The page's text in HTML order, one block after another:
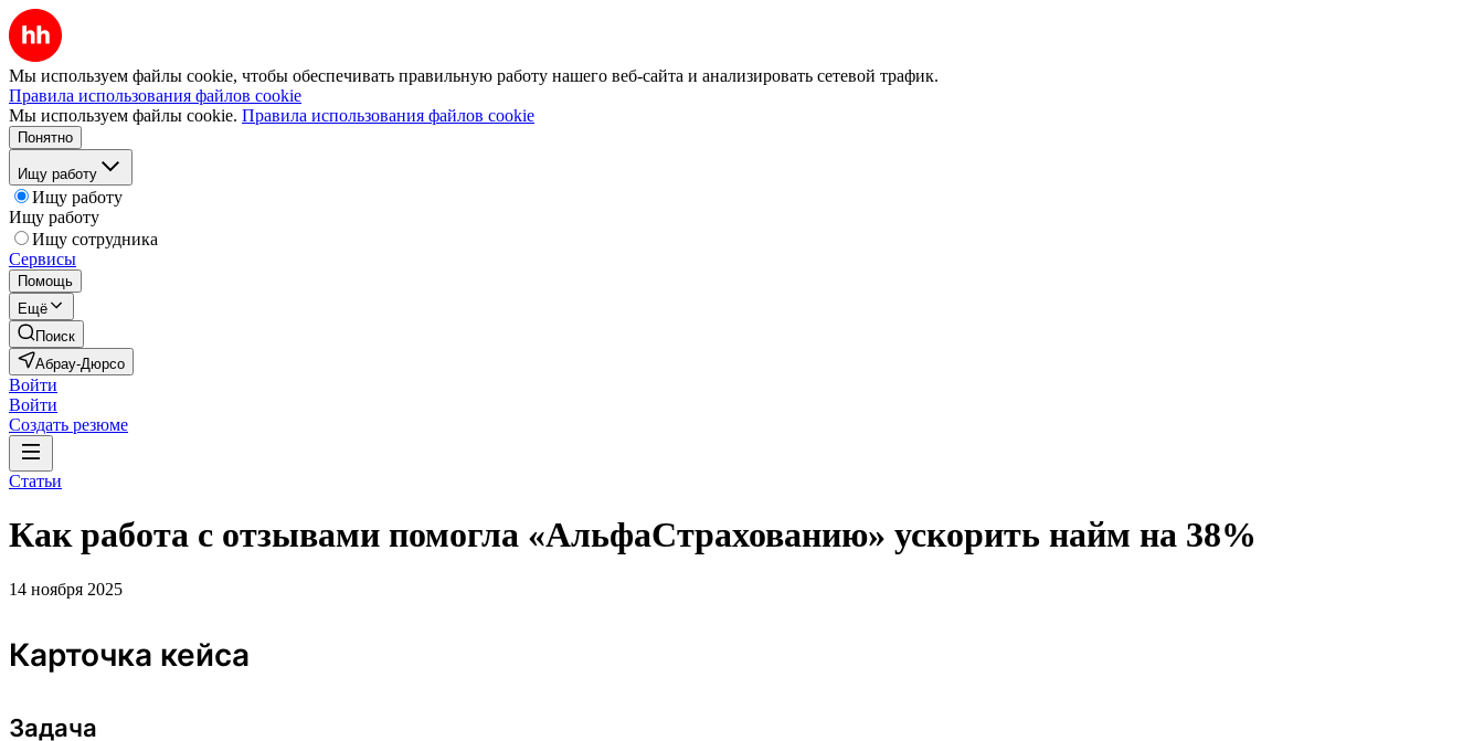
Мы используем файлы cookie, чтобы обеспечивать правильную работу нашего веб-сайта и анализировать сетевой трафик.
Правила использования файлов cookie
Мы используем файлы cookie. Правила использования файлов cookie
Понятно
Ищу работу
Ищу работу
Ищу работу
Ищу сотрудника
Сервисы
Помощь
Ещё
Поиск
Абрау-Дюрсо
Войти
Войти
Создать резюме
Статьи
Как работа с отзывами помогла «АльфаСтрахованию» ускорить найм на 38%
14 ноября 2025
Карточка кейса
Задача